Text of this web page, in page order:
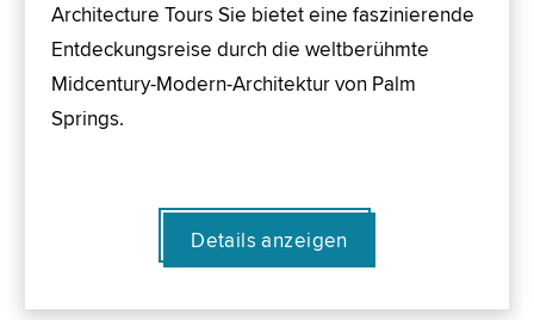
Architecture Tours Sie bietet eine faszinierende
Entdeckungsreise durch die weltberühmte
Midcentury-Modern-Architektur von Palm
Springs.
Details anzeigen